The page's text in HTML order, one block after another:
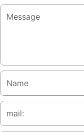
Message
Name
mail: